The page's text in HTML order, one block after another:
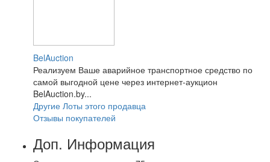
BelAuction
Реализуем Ваше аварийное транспортное средство по
самой выгодной цене через интернет-аукцион
BelAuction.by...
Другие Лоты этого продавца
Отзывы покупателей
Доп. Информация